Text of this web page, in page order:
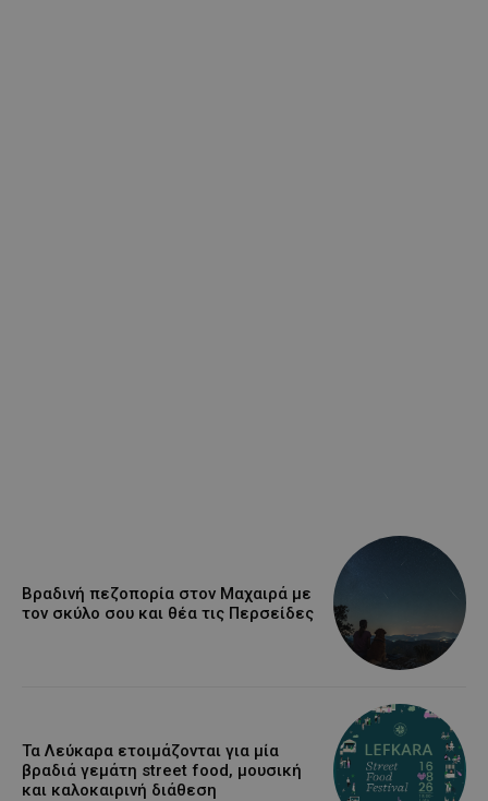
Βραδινή πεζοπορία στον Μαχαιρά με
τον σκύλο σου και θέα τις Περσείδες
Τα Λεύκαρα ετοιμάζονται για μία
βραδιά γεμάτη street food, μουσική
και καλοκαιρινή διάθεση